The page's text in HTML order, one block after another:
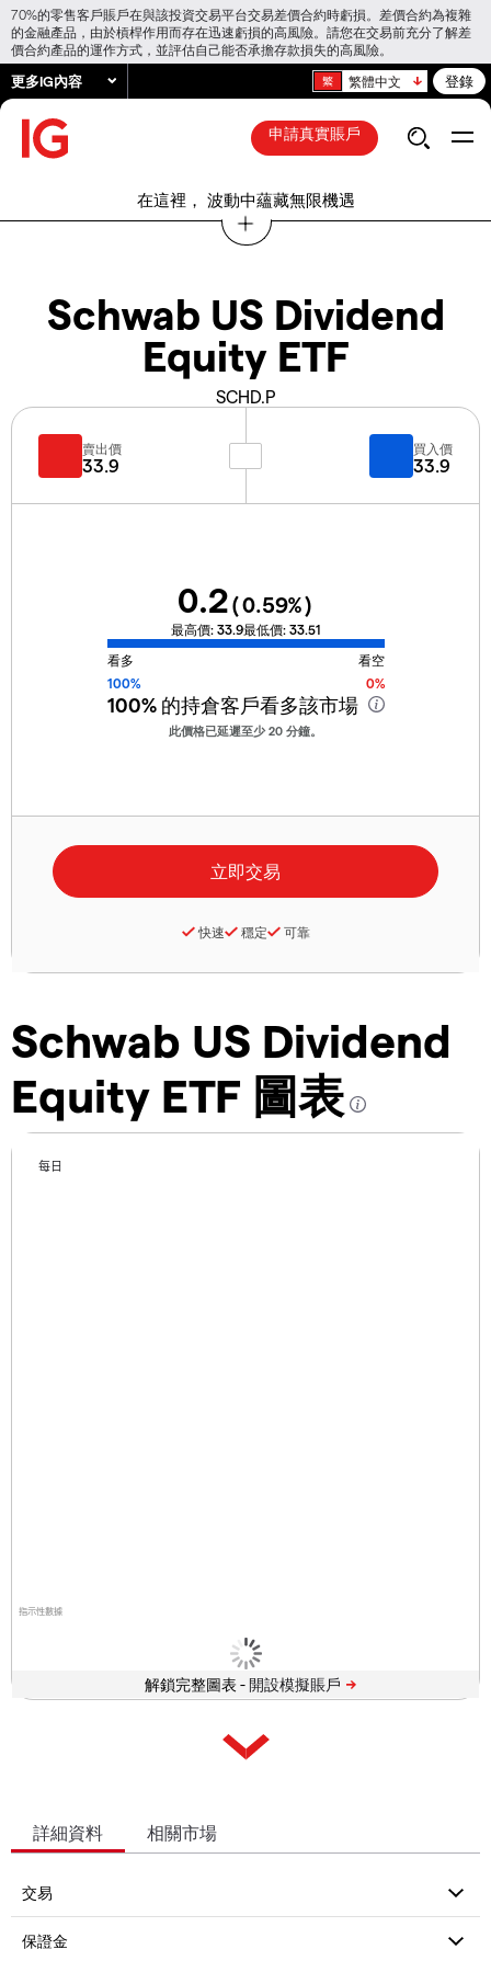
70%的零售客戶賬戶在與該投資交易平台交易差價合約時虧損。差價合約為複雜
的金融產品，由於槓桿作用而存在迅速虧損的高風險。請您在交易前充分了解差
價合約產品的運作方式，並評估自己能否承擔存款損失的高風險。
更多IG內容 繁體中文 登錄
申請真實賬戶
在這裡， 波動中蘊藏無限機遇
Schwab US Dividend
Equity ETF
SCHD.P
Schwab US Dividend
Equity ETF 圖表
指示性數據
每日
解鎖完整圖表 -
賣出價
33.9
買入價
33.9
0.2(0.59%)
最高價: 33.9最低價: 33.51
看多
看空
100%
0%
100%的持倉客戶看多該市場
此價格已延遲至少 20 分鐘。
快速 穩定 可靠
詳細資料 相關市場